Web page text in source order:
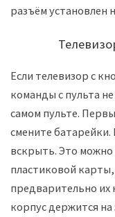
разъём установлен
Если телевизор с
команды с пульта
самом пульте.
смените батарейки.
вскрыть. Это можно
пластиковой
предварительно
корпус держится на